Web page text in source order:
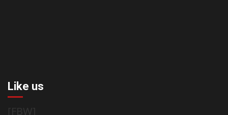
Like us
[FBW]